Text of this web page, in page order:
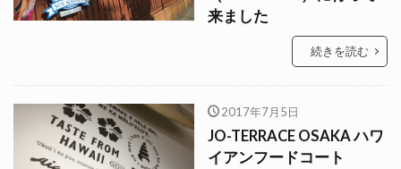
来ました
続きを読む
2017年7月5日
JO-TERRACE OSAKA ハワ
イアンフードコート